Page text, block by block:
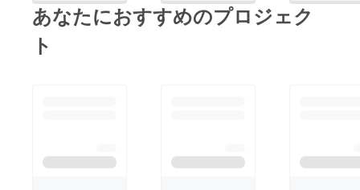
あなたにおすすめのプロジェク
ト